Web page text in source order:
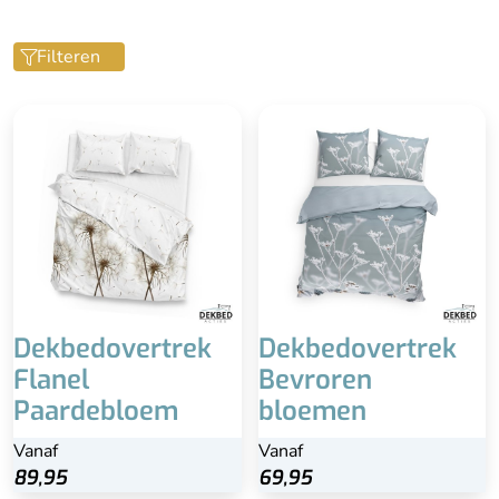
Filteren
Type instopstrook
Met brede instopstrook
Lengte incl. instopstrook
240 cm
Dekbedovertrek
Flanel
Paardebloem
Vanaf
89,95
Dekbedovertrek
Bevroren
bloemen
Vanaf
69,95